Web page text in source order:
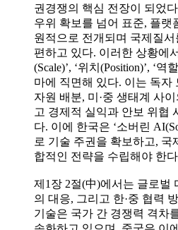
권경쟁의 핵심 전장이 되었
우위 확보를 넘어 표준, 플랫
원적으로 전개되며 국제질
편하고 있다. 이러한 상황에
(Scale)’, ‘위치(Position)’, ‘
마에 직면해 있다. 이는 독자
자원 배분, 미·중 생태계 사
고 경제적 실익과 안보 위협
다. 이에 한국은 ‘소버린
로 기술 주권을 확보하고, 국
합적인 전략을 수립해야 한
제1장 2절(中)에서는 글로벌
의 대응, 그리고 한·중 협력
기술은 국가 간 경쟁력 격차